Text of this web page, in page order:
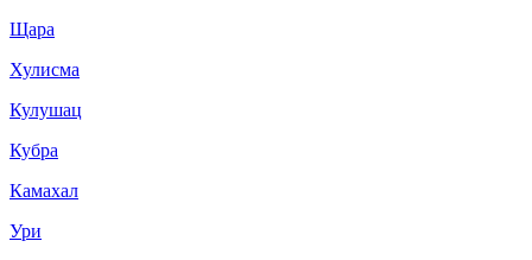
Щара
Хулисма
Кулушац
Кубра
Камахал
Ури